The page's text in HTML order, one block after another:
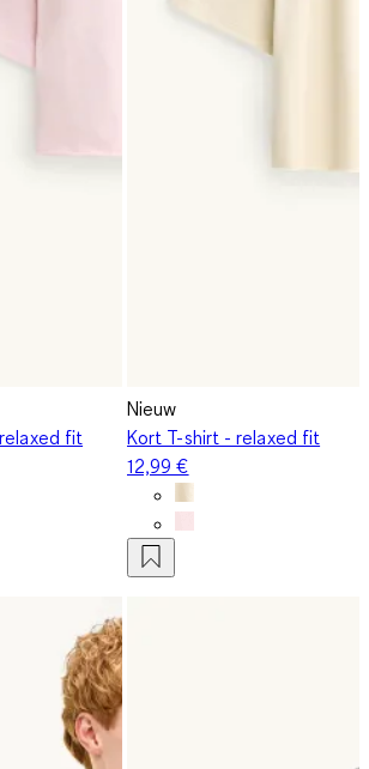
fit
Nieuw
Kort T-shirt - relaxed fit
12,99 €